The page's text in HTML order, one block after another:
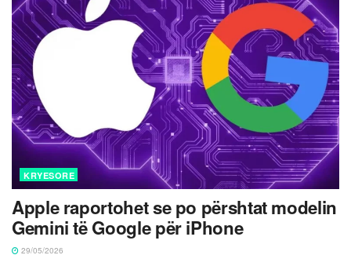
KRYESORE
Apple raportohet se po përshtat modelin
Gemini të Google për iPhone
29/05/2026